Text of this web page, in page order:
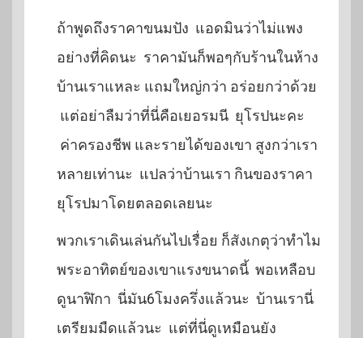
ถ้าพูดถึงราคาขนมปัง แอดมินว่าไม่แพง
อย่างที่คิดนะ ราคามันก็พอๆกับร้านในห้าง
บ้านเราแหละ แถมใหญ่กว่า อร่อยกว่าด้วย
แต่อย่าลืมว่าที่นี่คือเยอรมนี ยุโรปนะคะ
ค่าครองชีพ และรายได้ของเขา สูงกว่าเรา
หลายเท่านะ แปลว่าบ้านเรา กินของราคา
ยุโรปมาโดยตลอดเลยนะ
พวกเราเดินเล่นกันไปเรื่อย ก็สังเกตุว่าทำไม
พระอาทิตย์ของเขาแรงขนาดนี้ พอเหลือบ
ดูนาฬิกา นี่มัน6โมงครึ่งแล้วนะ บ้านเรานี่
เตรียมมืดแล้วนะ แต่ที่นี่ดูเหมือนยัง